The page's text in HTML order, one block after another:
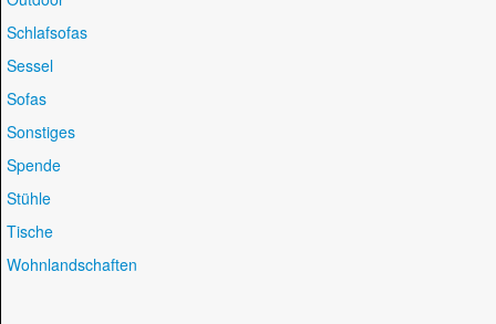
Schlafsofas
Sessel
Sofas
Sonstiges
Spende
Stühle
Tische
Wohnlandschaften